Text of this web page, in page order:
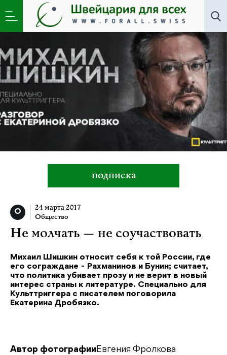
Общество » Не молчать — не соучаствовать
подписка
24 марта 2017
Общество
Не молчать — не соучаствовать
Михаил Шишкин относит себя к той России, где
его сограждане - Рахманинов и Бунин; считает,
что политика убивает прозу и не верит в новый
интерес страны к литературе. Специально для
Культтриггера с писателем поговорила
Екатерина Дробязко.
Автор фотографииЕвгения Фролкова